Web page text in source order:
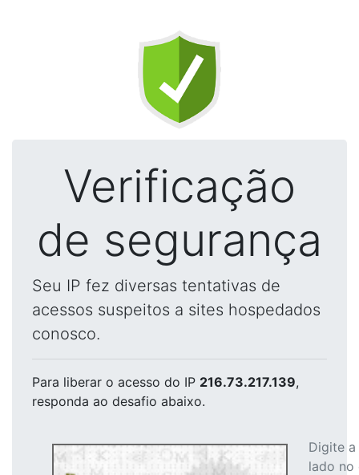
Verificação
de segurança
Seu IP fez diversas tentativas de
acessos suspeitos a sites hospedados
conosco.
Para liberar o acesso do IP 216.73.217.139,
responda ao desafio abaixo.
Digite
lado no